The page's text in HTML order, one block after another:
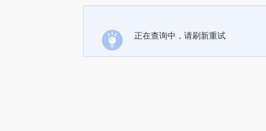
正在查询中，请刷新重试